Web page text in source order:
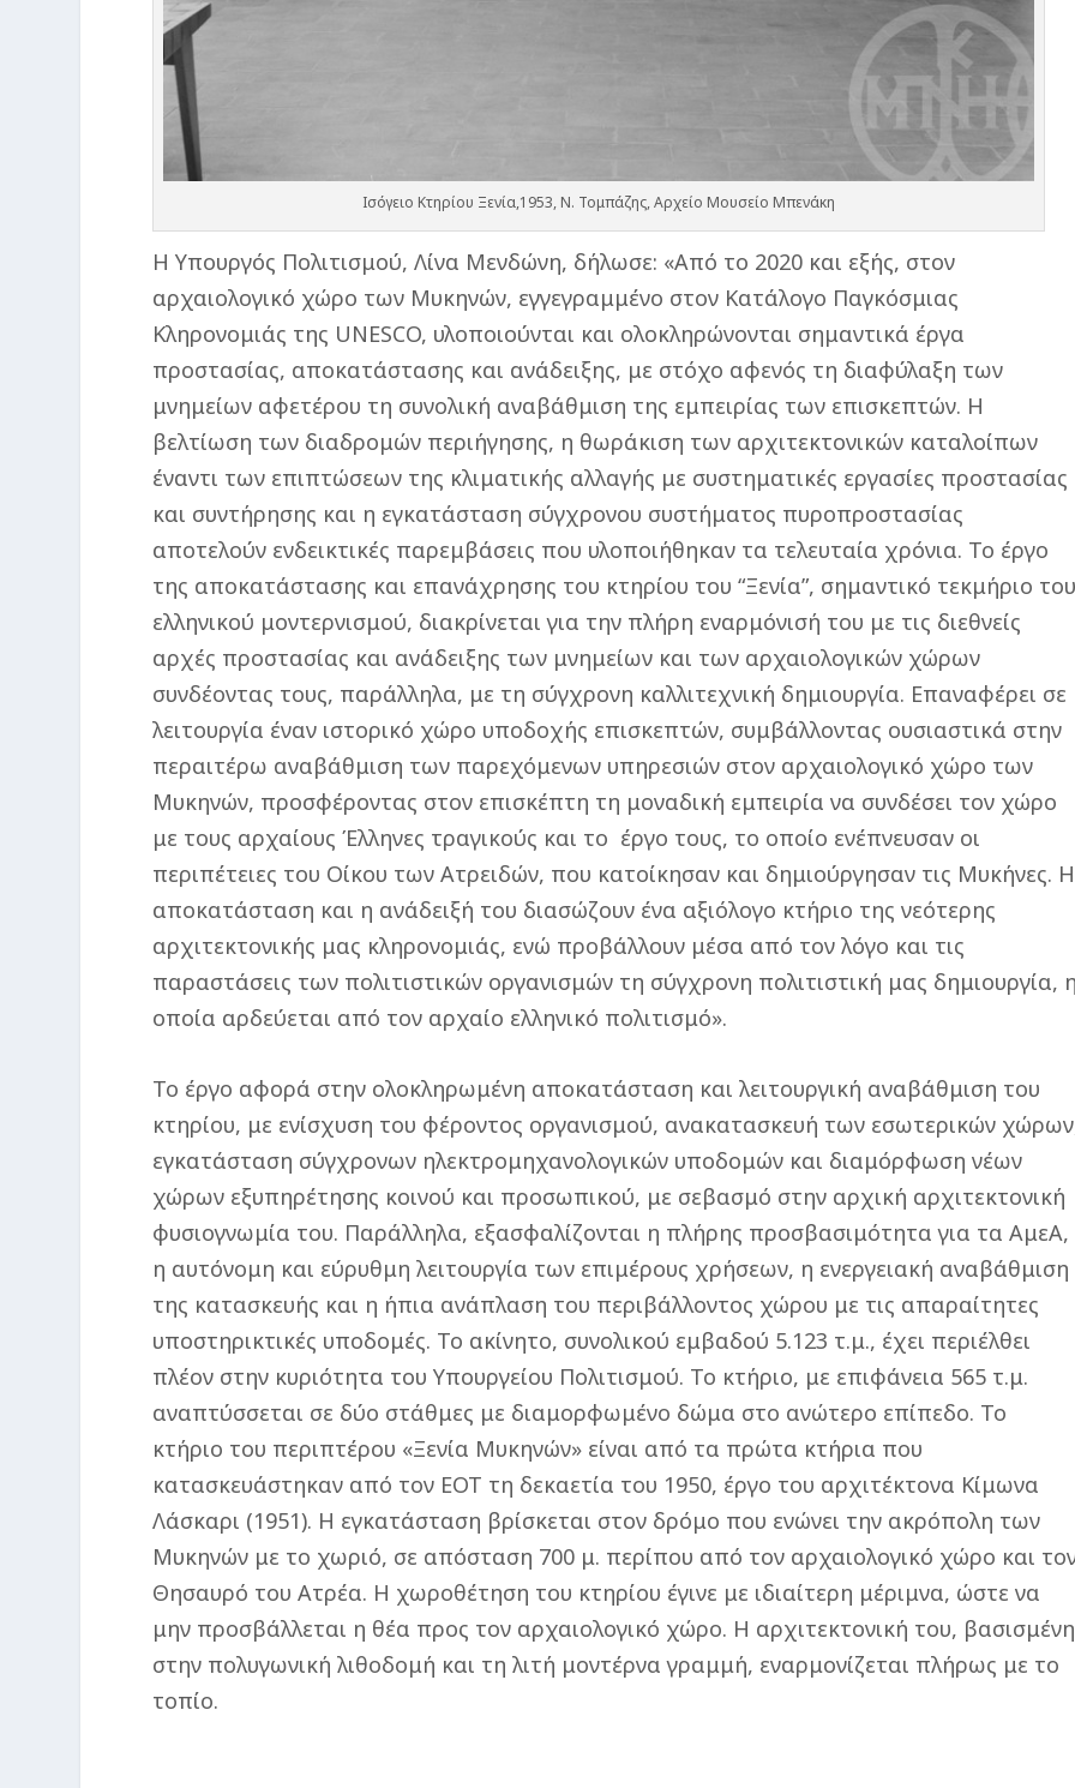
Ισόγειο Κτηρίου Ξενία,1953, Ν. Τομπάζης, Αρχείο Μουσείο Μπενάκη
Η Υπουργός Πολιτισμού, Λίνα Μενδώνη, δήλωσε: «Από το 2020 και εξής, στον
αρχαιολογικό χώρο των Μυκηνών, εγγεγραμμένο στον Κατάλογο Παγκόσμιας
Κληρονομιάς της UNESCO, υλοποιούνται και ολοκληρώνονται σημαντικά έργα
προστασίας, αποκατάστασης και ανάδειξης, με στόχο αφενός τη διαφύλαξη των
μνημείων αφετέρου τη συνολική αναβάθμιση της εμπειρίας των επισκεπτών. Η
βελτίωση των διαδρομών περιήγησης, η θωράκιση των αρχιτεκτονικών καταλοίπων
έναντι των επιπτώσεων της κλιματικής αλλαγής με συστηματικές εργασίες προστασίας
και συντήρησης και η εγκατάσταση σύγχρονου συστήματος πυροπροστασίας
αποτελούν ενδεικτικές παρεμβάσεις που υλοποιήθηκαν τα τελευταία χρόνια. Το έργο
της αποκατάστασης και επανάχρησης του κτηρίου του “Ξενία”, σημαντικό τεκμήριο
ελληνικού μοντερνισμού, διακρίνεται για την πλήρη εναρμόνισή του με τις διεθνείς
αρχές προστασίας και ανάδειξης των μνημείων και των αρχαιολογικών χώρων
συνδέοντας τους, παράλληλα, με τη σύγχρονη καλλιτεχνική δημιουργία. Επαναφέρει σε
λειτουργία έναν ιστορικό χώρο υποδοχής επισκεπτών, συμβάλλοντας ουσιαστικά στην
περαιτέρω αναβάθμιση των παρεχόμενων υπηρεσιών στον αρχαιολογικό χώρο των
Μυκηνών, προσφέροντας στον επισκέπτη τη μοναδική εμπειρία να συνδέσει τον χώρο
με τους αρχαίους Έλληνες τραγικούς και το έργο τους, το οποίο ενέπνευσαν οι
περιπέτειες του Οίκου των Ατρειδών, που κατοίκησαν και δημιούργησαν τις Μυκήνες. Η
αποκατάσταση και η ανάδειξή του διασώζουν ένα αξιόλογο κτήριο της νεότερης
αρχιτεκτονικής μας κληρονομιάς, ενώ προβάλλουν μέσα από τον λόγο και τις
παραστάσεις των πολιτιστικών οργανισμών τη σύγχρονη πολιτιστική μας δημιουργία,
οποία αρδεύεται από τον αρχαίο ελληνικό πολιτισμό».
Το έργο αφορά στην ολοκληρωμένη αποκατάσταση και λειτουργική αναβάθμιση του
κτηρίου, με ενίσχυση του φέροντος οργανισμού, ανακατασκευή των εσωτερικών
εγκατάσταση σύγχρονων ηλεκτρομηχανολογικών υποδομών και διαμόρφωση νέων
χώρων εξυπηρέτησης κοινού και προσωπικού, με σεβασμό στην αρχική αρχιτεκτονική
φυσιογνωμία του. Παράλληλα, εξασφαλίζονται η πλήρης προσβασιμότητα για τα ΑμεΑ,
η αυτόνομη και εύρυθμη λειτουργία των επιμέρους χρήσεων, η ενεργειακή αναβάθμιση
της κατασκευής και η ήπια ανάπλαση του περιβάλλοντος χώρου με τις απαραίτητες
υποστηρικτικές υποδομές. Το ακίνητο, συνολικού εμβαδού 5.123 τ.μ., έχει περιέλθει
πλέον στην κυριότητα του Υπουργείου Πολιτισμού. Το κτήριο, με επιφάνεια 565 τ.μ.
αναπτύσσεται σε δύο στάθμες με διαμορφωμένο δώμα στο ανώτερο επίπεδο. Το
κτήριο του περιπτέρου «Ξενία Μυκηνών» είναι από τα πρώτα κτήρια που
κατασκευάστηκαν από τον ΕΟΤ τη δεκαετία του 1950, έργο του αρχιτέκτονα Κίμωνα
Λάσκαρι (1951). Η εγκατάσταση βρίσκεται στον δρόμο που ενώνει την ακρόπολη των
Μυκηνών με το χωριό, σε απόσταση 700 μ. περίπου από τον αρχαιολογικό χώρο και
Θησαυρό του Ατρέα. Η χωροθέτηση του κτηρίου έγινε με ιδιαίτερη μέριμνα, ώστε να
μην προσβάλλεται η θέα προς τον αρχαιολογικό χώρο. Η αρχιτεκτονική του, βασισμένη
στην πολυγωνική λιθοδομή και τη λιτή μοντέρνα γραμμή, εναρμονίζεται πλήρως με το
τοπίο.